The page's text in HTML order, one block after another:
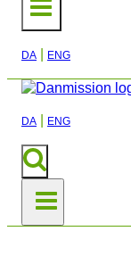
DA ENG
DA ENG